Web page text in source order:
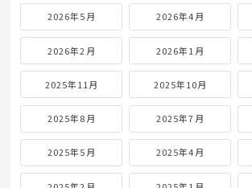
2026年5月 2026年4月
2026年2月 2026年1月
2025年11月 2025年10月
2025年8月 2025年7月
2025年5月 2025年4月